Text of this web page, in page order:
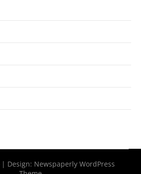
| Design: Newspaperly WordPress